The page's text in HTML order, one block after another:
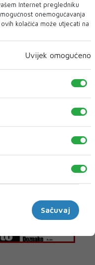
Internet pregledniku
onemogućavanja
kolačića može utjecati na
Uvijek omogućeno
Sačuvaj